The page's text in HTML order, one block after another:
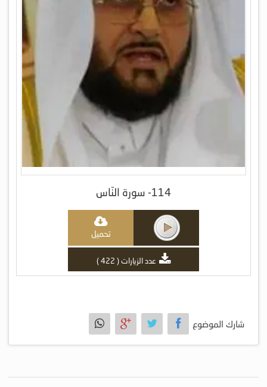
114- سورة النّاس
تحميل
عدد الزيارات ( 422 )
شارك الموضوع